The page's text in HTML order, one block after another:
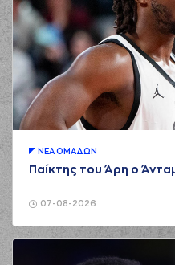
07-08-2026
ΝΕA ΟΜAΔΩΝ
Παίκτης του Άρη ο